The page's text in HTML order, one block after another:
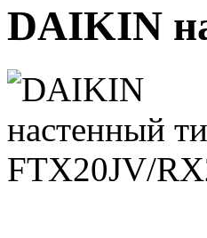
DAIKIN